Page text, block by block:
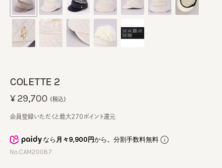
COLETTE 2
なら月々9,900円から。分割手数料無料
No.CAM20087
¥29,700 (税込)
会員登録いただくと最大270ポイント還元